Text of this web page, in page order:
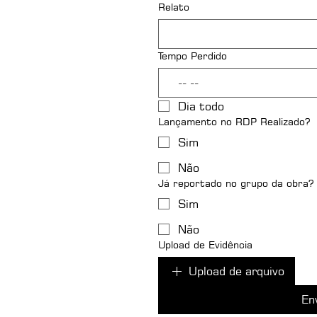
Relato
Tempo Perdido
:
Dia todo
Lançamento no RDP Realizado?
Sim
Não
Já reportado no grupo da obra?
Sim
Não
Upload de Evidência
Upload de arquivo